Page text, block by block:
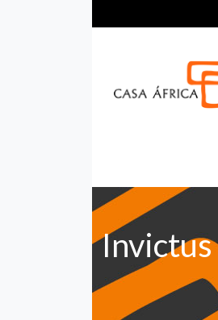
Invictus